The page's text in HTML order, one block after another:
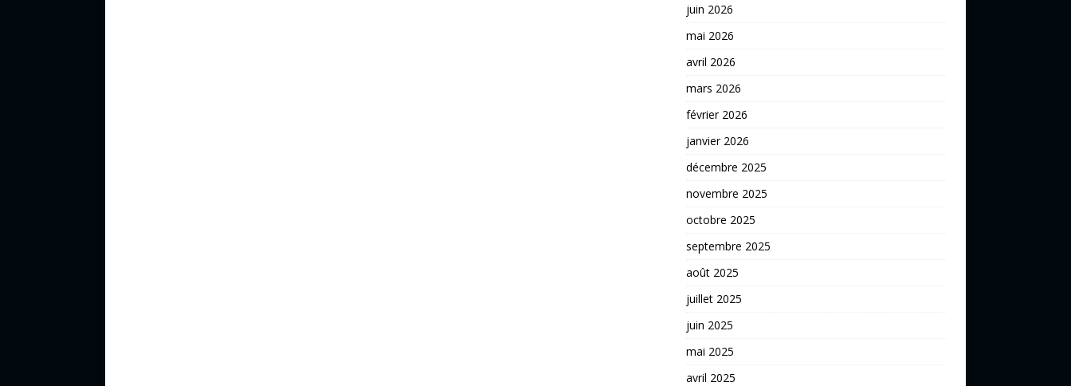
juin 2026
mai 2026
avril 2026
mars 2026
février 2026
janvier 2026
décembre 2025
novembre 2025
octobre 2025
septembre 2025
août 2025
juillet 2025
juin 2025
mai 2025
avril 2025